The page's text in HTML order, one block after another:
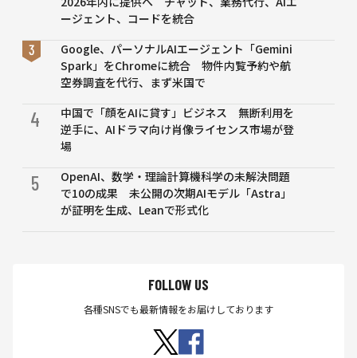
ージェント、コードを統合
Google、パーソナルAIエージェント「Gemini
Spark」をChromeに統合 物件内覧予約や航
空券調査を代行、まず米国で
4
中国で「顔をAIに貸す」ビジネス 無断利用を
逆手に、AIドラマ向け肖像ライセンス市場が登
場
5
OpenAI、数学・理論計算機科学の未解決問題
で10の成果 未公開の次期AIモデル「Astra」
が証明を生成、Leanで形式化
FOLLOW US
各種SNSでも最新情報をお届けしております